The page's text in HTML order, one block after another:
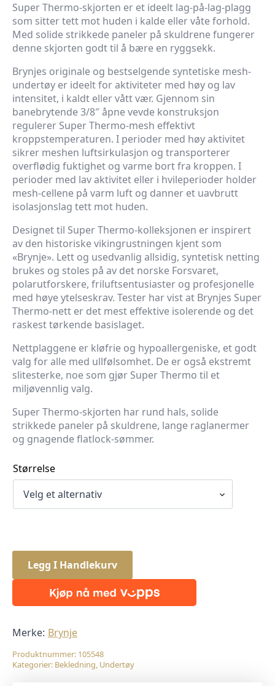
Super Thermo-skjorten er et ideelt lag-på-lag-plagg
som sitter tett mot huden i kalde eller våte forhold.
Med solide strikkede paneler på skuldrene fungerer
denne skjorten godt til å bære en ryggsekk.
Brynjes originale og bestselgende syntetiske mesh-
undertøy er ideelt for aktiviteter med høy og lav
intensitet, i kaldt eller vått vær. Gjennom sin
banebrytende 3/8″ åpne vevde konstruksjon
regulerer Super Thermo-mesh effektivt
kroppstemperaturen. I perioder med høy aktivitet
sikrer meshen luftsirkulasjon og transporterer
overflødig fuktighet og varme bort fra kroppen. I
perioder med lav aktivitet eller i hvileperioder holder
mesh-cellene på varm luft og danner et uavbrutt
isolasjonslag tett mot huden.
Designet til Super Thermo-kolleksjonen er inspirert
av den historiske vikingrustningen kjent som
«Brynje». Lett og usedvanlig allsidig, syntetisk netting
brukes og stoles på av det norske Forsvaret,
polarutforskere, friluftsentusiaster og profesjonelle
med høye ytelseskrav. Tester har vist at Brynjes Super
Thermo-nett er det mest effektive isolerende og det
raskest tørkende basislaget.
Nettplaggene er kløfrie og hypoallergeniske, et godt
valg for alle med ullfølsomhet. De er også ekstremt
slitesterke, noe som gjør Super Thermo til et
miljøvennlig valg.
Super Thermo-skjorten har rund hals, solide
strikkede paneler på skuldrene, lange raglanermer
og gnagende flatlock-sømmer.
Størrelse
Legg I Handlekurv
Merke: Brynje
Produktnummer: 105548
Kategorier: Bekledning, Undertøy